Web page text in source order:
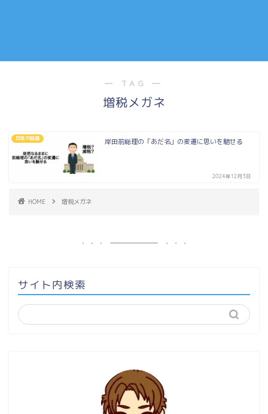
― TAG ―
増税メガネ
日常の話題 岸田前総理の「あだ名」の変遷に思いを馳せる
2024年12月3日
HOME 増税メガネ
サイト内検索